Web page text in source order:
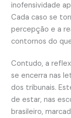
inofensividade
Cada caso se
percepção e a
contornos do
Contudo, a
se encerra nas
dos tribunais.
de estar, nas
brasileiro,